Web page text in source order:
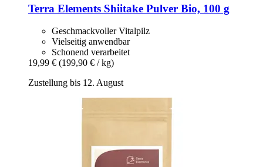
Terra Elements Shiitake Pulver Bio, 100 g
Geschmackvoller Vitalpilz
Vielseitig anwendbar
Schonend verarbeitet
19,99 € (199,90 € / kg)
Zustellung bis 12. August